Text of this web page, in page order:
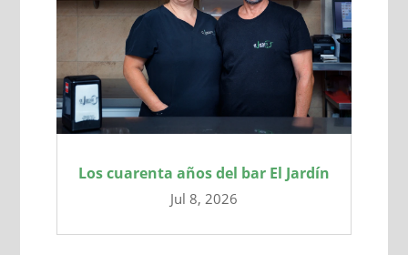
Los cuarenta años del bar El Jardín
Jul 8, 2026